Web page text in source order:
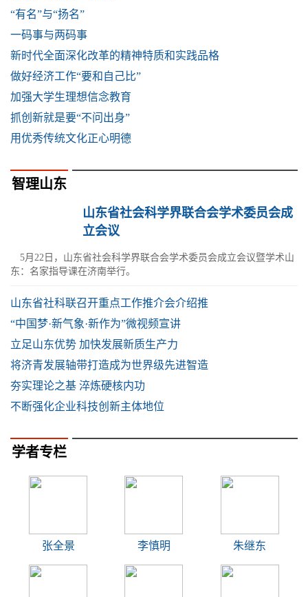
“有名”与“扬名”
一码事与两码事
新时代全面深化改革的精神特质和实践品格
做好经济工作“要和自己比”
加强大学生理想信念教育
抓创新就是要“不问出身”
用优秀传统文化正心明德
智理山东
山东省社会科学界联合会学术委员会成
立会议
5月22日，山东省社会科学界联合会学术委员会成立会议暨学术山
东：名家指导课在济南举行。
山东省社科联召开重点工作推介会介绍推
“中国梦·新气象·新作为”微视频宣讲
立足山东优势 加快发展新质生产力
将济青发展轴带打造成为世界级先进智造
夯实理论之基 淬炼硬核内功
不断强化企业科技创新主体地位
学者专栏
张全景 李慎明 朱继东